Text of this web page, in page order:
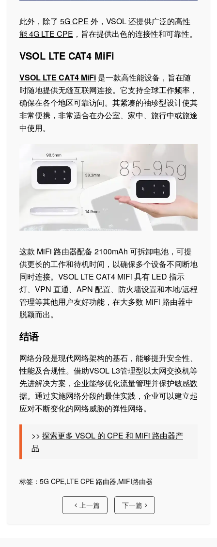
此外，除了 5G CPE 外，VSOL 还提供广泛的高性
能 4G LTE CPE ，旨在提供出色的连接性和可靠性。
VSOL LTE CAT4 MiFi
VSOL LTE CAT4 MiFi 是一款高性能设备，旨在随
时随地提供无缝互联网连接。它支持全球工作频率，
确保在各个地区可靠访问。其紧凑的袖珍型设计使其
非常便携，非常适合在办公室、家中、旅行中或旅途
中使用。
这款 MiFi 路由器配备 2100mAh 可拆卸电池，可提
供更长的工作和待机时间，以确保多个设备不间断地
同时连接。VSOL LTE CAT4 MiFi 具有 LED 指示
灯、VPN 直通、APN 配置、防火墙设置和本地/远程
管理等其他用户友好功能，在大多数 MiFi 路由器中
脱颖而出。
结语
网络分段是现代网络架构的基石，能够提升安全性、
性能及合规性。借助VSOL L3管理型以太网交换机等
先进解决方案，企业能够优化流量管理并保护敏感数
据。通过实施网络分段的最佳实践，企业可以建立起
应对不断变化的网络威胁的弹性网络。
>> 探索更多 VSOL 的 CPE 和 MiFi 路由器产
品
标签： 5G CPE,LTE CPE 路由器,MIFI路由器
上一篇 下一篇